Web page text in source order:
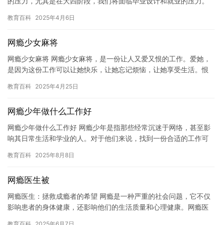
们可…
教育百科 2025年4月6日
网瘾少女麻将
网瘾少女麻将 网瘾少女麻将，是一份让人又爱又恨的工作。爱她，
是因为这份工作可以让她快乐，让她忘记烦恼，让她享受生活。恨
学业…
教育百科 2025年4月25日
网瘾少年做什么工作好
网瘾少年做什么工作好 网瘾少年是指那些经常沉迷于网络，甚至影
响其日常生活和学业的人。对于他们来说，找到一份合适的工作可
是，如…
教育百科 2025年8月8日
网瘾医生被
网瘾医生：拯救成瘾者的希望 网瘾是一种严重的社会问题，它不仅
影响患者的身体健康，还影响他们的生活质量和心理健康。网瘾医